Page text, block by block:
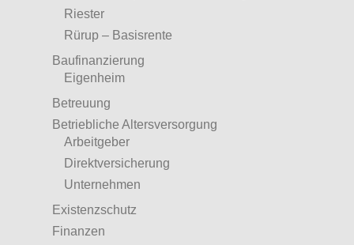
Riester
Rürup – Basisrente
Baufinanzierung
Eigenheim
Betreuung
Betriebliche Altersversorgung
Arbeitgeber
Direktversicherung
Unternehmen
Existenzschutz
Finanzen